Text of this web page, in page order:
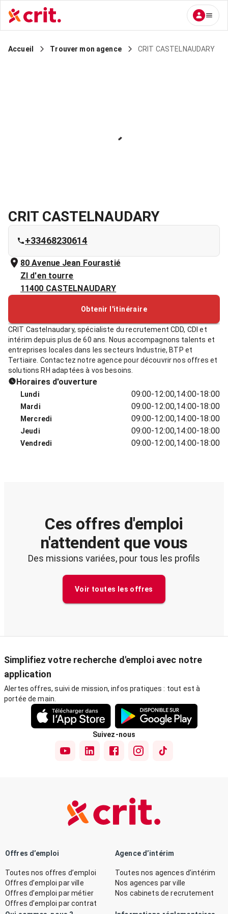
Accueil Trouver mon agence CRIT CASTELNAUDARY
CRIT CASTELNAUDARY
+33468230614
80 Avenue Jean Fourastié
ZI d'en tourre
11400 CASTELNAUDARY
Obtenir l'itinéraire
CRIT Castelnaudary, spécialiste du recrutement CDD, CDI et
intérim depuis plus de 60 ans. Nous accompagnons talents et
entreprises locales dans les secteurs Industrie, BTP et
Tertiaire. Contactez notre agence pour découvrir nos offres et
solutions RH adaptées à vos besoins.
Horaires d'ouverture
Lundi 09:00-12:00,14:00-18:00
Mardi 09:00-12:00,14:00-18:00
Mercredi 09:00-12:00,14:00-18:00
Jeudi 09:00-12:00,14:00-18:00
Vendredi 09:00-12:00,14:00-18:00
Ces offres d'emploi
n'attendent que vous
Des missions variées, pour tous les profils
Voir toutes les offres
Simplifiez votre recherche d'emploi avec notre
application
Alertes offres, suivi de mission, infos pratiques : tout est à
portée de main.
Suivez-nous
Offres d’emploi
Toutes nos offres d’emploi
Offres d’emploi par ville
Offres d’emploi par métier
Offres d’emploi par contrat
Agence d’intérim
Toutes nos agences d’intérim
Nos agences par ville
Nos cabinets de recrutement